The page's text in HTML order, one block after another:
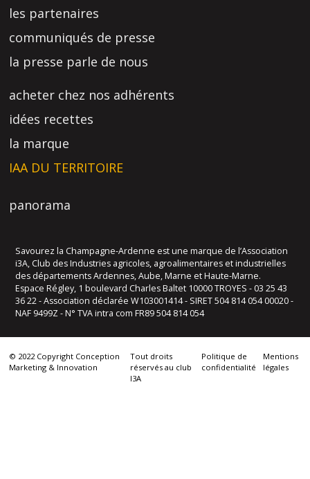
les partenaires
communiqués de presse
la presse parle de nous
acheter chez nos adhérents
idées recettes
la marque
IAA DU TERRITOIRE
panorama
Savourez la Champagne-Ardenne est une marque de l’Association
i3A, Club des Industries agricoles, agroalimentaires et industrielles
des départements Ardennes, Aube, Marne et Haute-Marne.
Espace Régley, 1 boulevard Charles Baltet 10000 TROYES - 03 25 43
36 22 - Association déclarée W103001414 - SIRET 504 814 054 00020 -
NAF 9499Z - N° TVA intra com FR89 504 814 054
© 2022 Copyright Conception
Marketing & Innovation
Tout droits
réservés au club
I3A
Politique de
confidentialité
Mentions
légales